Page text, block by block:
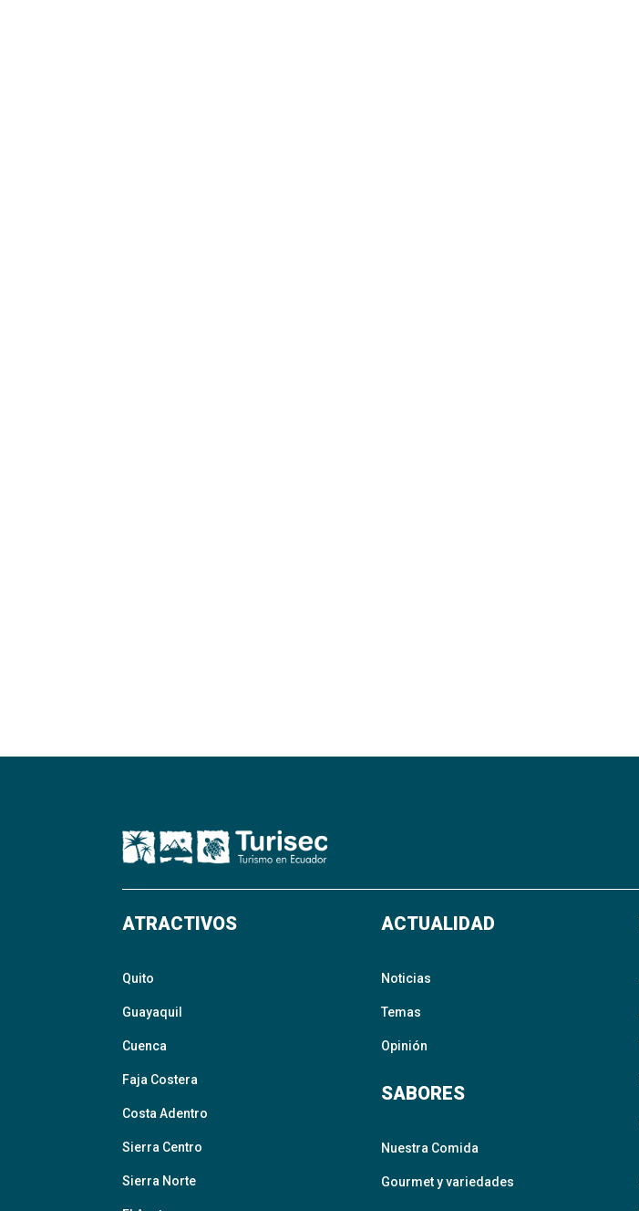
ATRACTIVOS
Quito
Guayaquil
Cuenca
Faja Costera
Costa Adentro
Sierra Centro
Sierra Norte
ACTUALIDAD
Noticias
Temas
Opinión
SABORES
Nuestra Comida
Gourmet y variedades